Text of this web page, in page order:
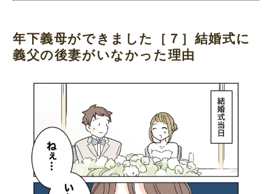
年下義母ができました［７］結婚式に
義父の後妻がいなかった理由
/
L
a
d
e
d
:
5
4
.
2
3
%